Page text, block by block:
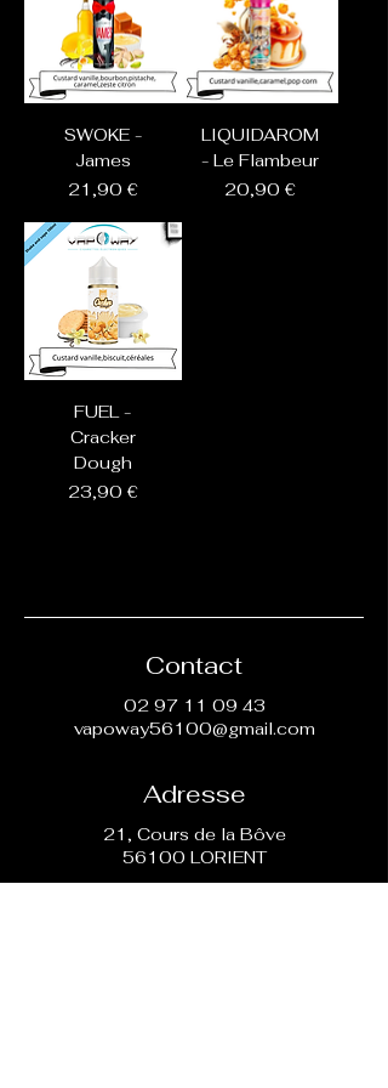
SWOKE -
James
Prix
21,90 €
LIQUIDAROM
- Le Flambeur
Prix
20,90 €
FUEL -
Cracker
Dough
Prix
23,90 €
Contact
02 97 11 09 43
vapoway56100@gmail.com
Adresse
21, Cours de la Bôve
56100 LORIENT